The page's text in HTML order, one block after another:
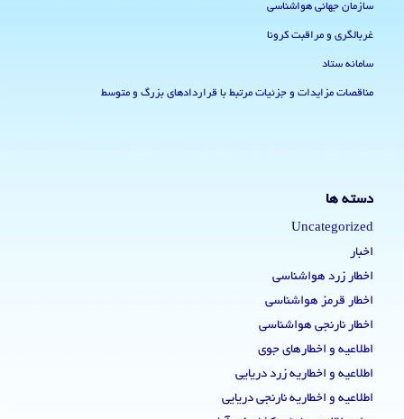
سازمان جهانی هواشناسی
غربالگری و مراقبت کرونا
سامانه ستاد
مناقصات مزایدات و جزئیات مرتبط با قراردادهای بزرگ و متوسط
دسته ها
Uncategorized
اخبار
اخطار زرد هواشناسی
اخطار قرمز هواشناسی
اخطار نارنجی هواشناسی
اطلاعیه و اخطارهای جوی
اطلاعیه و اخطاریه زرد دریایی
اطلاعیه و اخطاریه نارنجی دریایی